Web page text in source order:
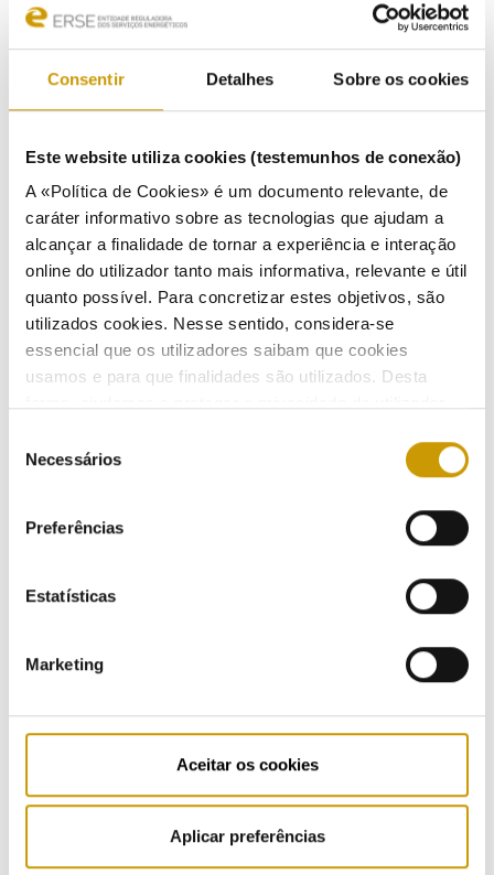
Consentir Detalhes Sobre os cookies
Este website utiliza cookies (testemunhos de conexão)
A «Política de Cookies» é um documento relevante, de
caráter informativo sobre as tecnologias que ajudam a
alcançar a finalidade de tornar a experiência e interação
online do utilizador tanto mais informativa, relevante e útil
quanto possível. Para concretizar estes objetivos, são
utilizados cookies. Nesse sentido, considera-se
essencial que os utilizadores saibam que cookies
usamos e para que finalidades são utilizados. Desta
simples possível de usar. Para obter mais informações
sobre como são tratados os seus dados pessoais,
consulte a nossa Listen
Necessários
Preferências
Estatísticas
Marketing
Aceitar os cookies
Aplicar preferências
ERSE reconduzida na presidência da RELOP
09/07/2009
ERSE debateu qualidade de serviço no sector
24/06/2009
Tarifas do gás natural descem para todos os
16/06/2009
ERSE apresentou publicamente o Plano